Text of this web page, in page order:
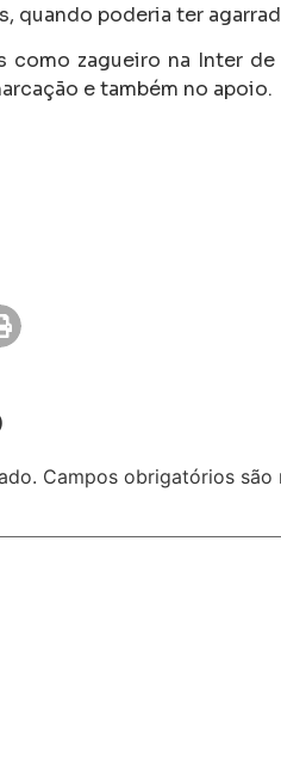
quando poderia ter
zagueiro na Inter
e também no apoio.
Campos obrigatórios são